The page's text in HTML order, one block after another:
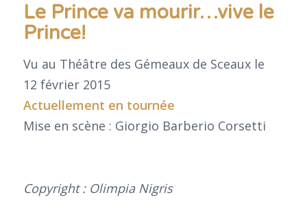
Le Prince va mourir…vive le
Prince!
Vu au Théâtre des Gémeaux de Sceaux le
12 février 2015
Actuellement en tournée
Mise en scène : Giorgio Barberio Corsetti
Copyright : Olimpia Nigris